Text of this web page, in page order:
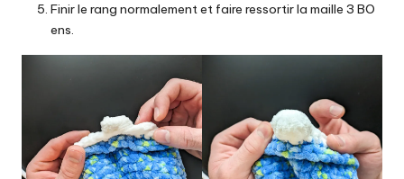
Finir le rang normalement et faire ressortir la maille 3 BO
ens.